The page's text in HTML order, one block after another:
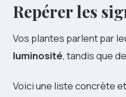
Repérer les
Vos plantes parlent par
luminosité, tandis que
Voici une liste concrète